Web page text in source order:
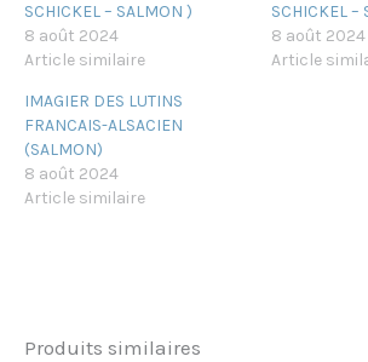
SCHICKEL – SALMON )
8 août 2024
Article similaire
SCHICKEL –
8 août 2024
Article
IMAGIER DES LUTINS
FRANCAIS-ALSACIEN
(SALMON)
8 août 2024
Article similaire
Produits similaires